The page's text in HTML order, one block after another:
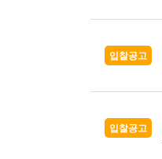
입찰공고
입찰공고